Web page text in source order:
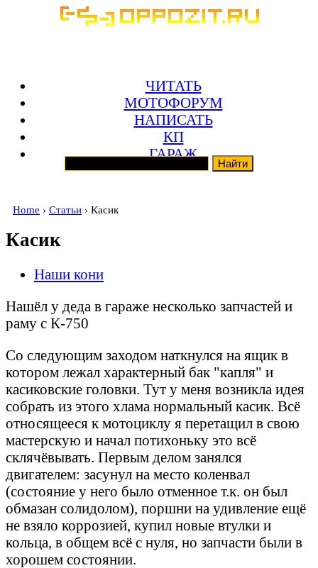
ЧИТАТЬ
МОТОФОРУМ
НАПИСАТЬ
КП
ГАРАЖ
Home › Статьи › Касик
Касик
Наши кони
Нашёл у деда в гараже несколько запчастей и
раму с К-750
Со следующим заходом наткнулся на ящик в
котором лежал характерный бак "капля" и
касиковские головки. Тут у меня возникла идея
собрать из этого хлама нормальный касик. Всё
относящееся к мотоциклу я перетащил в свою
мастерскую и начал потихоньку это всё
склячёвывать. Первым делом занялся
двигателем: засунул на место коленвал
(состояние у него было отменное т.к. он был
обмазан солидолом), поршни на удивление ещё
не взяло коррозией, купил новые втулки и
кольца, в общем всё с нуля, но запчасти были в
хорошем состоянии.